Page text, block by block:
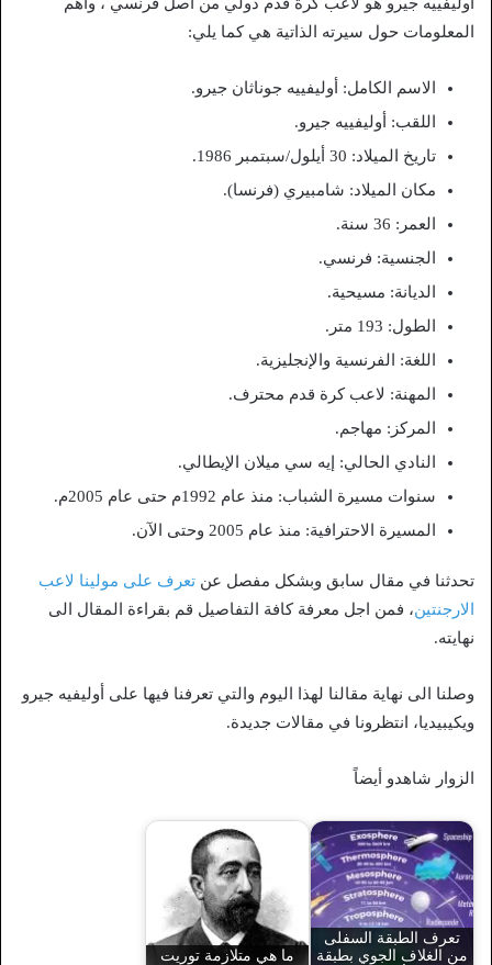
أوليفييه جيرو هو لاعب كرة قدم دولي من أصل فرنسي ، وأهم
المعلومات حول سيرته الذاتية هي كما يلي:
الاسم الكامل: أوليفييه جوناثان جيرو.
اللقب: أوليفييه جيرو.
تاريخ الميلاد: 30 أيلول/سبتمبر 1986.
مكان الميلاد: شامبيري (فرنسا).
العمر: 36 سنة.
الجنسية: فرنسي.
الديانة: مسيحية.
الطول: 193 متر.
اللغة: الفرنسية والإنجليزية.
المهنة: لاعب كرة قدم محترف.
المركز: مهاجم.
النادي الحالي: إيه سي ميلان الإيطالي.
سنوات مسيرة الشباب: منذ عام 1992م حتى عام 2005م.
المسيرة الاحترافية: منذ عام 2005 وحتى الآن.
تحدثنا في مقال سابق وبشكل مفصل عن تعرف على مولينا لاعب
الارجنتين، فمن اجل معرفة كافة التفاصيل قم بقراءة المقال الى
نهايته.
وصلنا الى نهاية مقالنا لهذا اليوم والتي تعرفنا فيها على أوليفيه جيرو
ويكيبيديا، انتظرونا في مقالات جديدة.
الزوار شاهدو أيضاً
تعرف الطبقة السفلى
من الغلاف الجوي بطبقة
ما هي متلازمة توريت